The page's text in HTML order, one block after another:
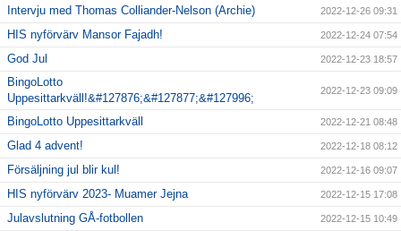
Intervju med Thomas Colliander-Nelson (Archie) 2022-12-26 09:31
HIS nyförvärv Mansor Fajadh! 2022-12-24 07:54
God Jul 2022-12-23 18:57
BingoLotto
Uppesittarkväll!&#127876;&#127877;&#127996;
2022-12-23 09:09
BingoLotto Uppesittarkväll 2022-12-21 08:48
Glad 4 advent! 2022-12-18 08:12
Försäljning jul blir kul! 2022-12-16 09:07
HIS nyförvärv 2023- Muamer Jejna 2022-12-15 17:08
Julavslutning GÅ-fotbollen 2022-12-15 10:49